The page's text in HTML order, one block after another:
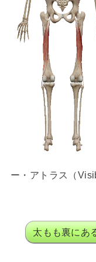
ー・アトラス（
太もも裏にあ